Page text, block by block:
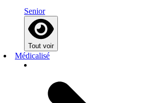
Senior
Tout voir
Médicalisé